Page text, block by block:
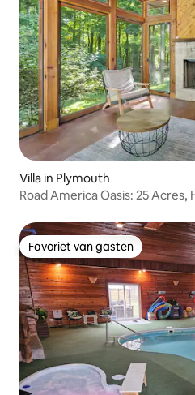
Villa in Plymouth
Road America Oasis: 25 Acres,
Favoriet van gasten
Favoriet van gasten